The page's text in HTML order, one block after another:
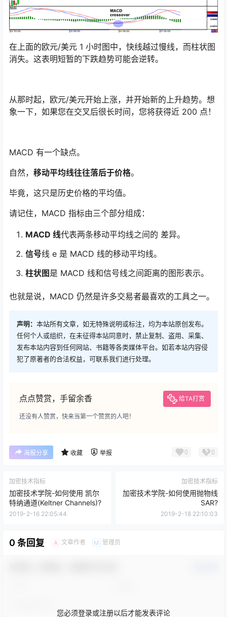
在上面的欧元/美元 1 小时图中，快线越过慢线，而柱状图
消失。这表明短暂的下跌趋势可能会逆转。
从那时起， 欧元/美元开始上涨，并开始新的上升趋势。想
象一下，如果您在交叉后很长时间，您将获得近 200 点！
MACD 有一个缺点。
自然， 移动平均线往往落后于价格。
毕竟，这只是历史价格的平均值。
请记住，MACD 指标由三个部分组成：
MACD 线代表两条移动平均线之间的 差异。
信号线 e 是 MACD 线的移动平均线。
柱状图 是 MACD 线和信号线之间距离的图形表示。
也就是说，MACD 仍然是许多交易者最喜欢的工具之一。
声明： 本站所有文章，如无特殊说明或标注，均为本站原创发布。
任何个人或组织，在未征得本站同意时，禁止复制、盗用、采集、
发布本站内容到任何网站、书籍等各类媒体平台。如若本站内容侵
犯了原著者的合法权益，可联系我们进行处理。
点点赞赏，手留余香 给TA打赏
还没有人赞赏，快来当第一个赞赏的人吧！
海报分享 收藏 举报 0 0
加密技术指标
加密技术学院-如何使用 凯尔
特纳通道(Keltner Channels)?
2019-2-16 22:05:44
加密技术指标
加密技术学院-如何使用抛物线
SAR?
2019-2-18 22:10:03
0 条回复 A 文章作者 M 管理员
您必须登录或注册以后才能发表评论